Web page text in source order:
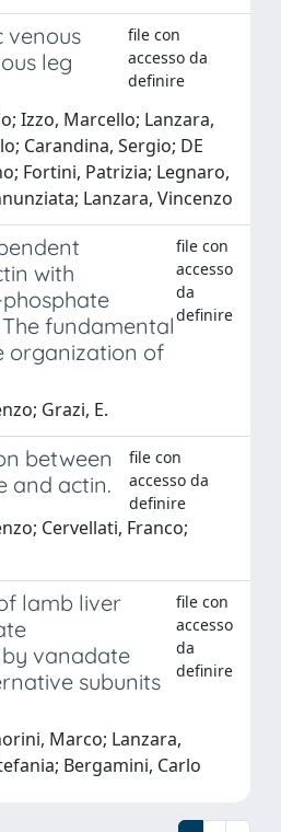
venous
leg
file con
accesso da
definire
Izzo, Marcello; Lanzara,
Carandina, Sergio; DE
Fortini, Patrizia; Legnaro,
Lanzara, Vincenzo
with
fundamental
organization of
file con
accesso
da
definire
Grazi, E.
between
and actin.
file con
accesso da
definire
Cervellati, Franco;
lamb liver
vanadate
subunits
file con
accesso
da
definire
Marco; Lanzara,
Bergamini, Carlo